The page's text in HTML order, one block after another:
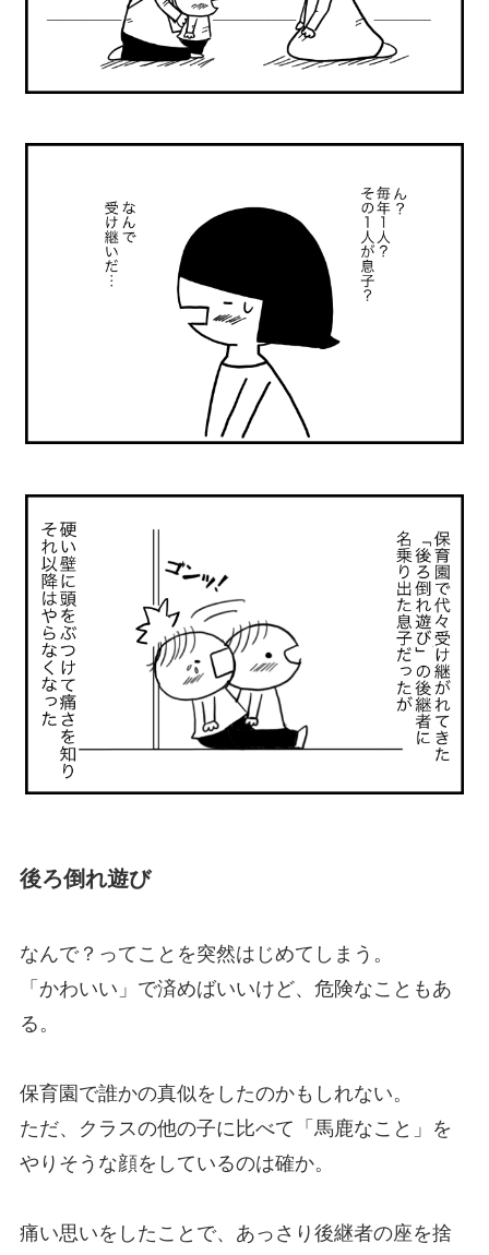
後ろ倒れ遊び
なんで？ってことを突然はじめてしまう。
「かわいい」で済めばいいけど、危険なこともあ
る。
保育園で誰かの真似をしたのかもしれない。
ただ、クラスの他の子に比べて「馬鹿なこと」を
やりそうな顔をしているのは確か。
痛い思いをしたことで、あっさり後継者の座を捨